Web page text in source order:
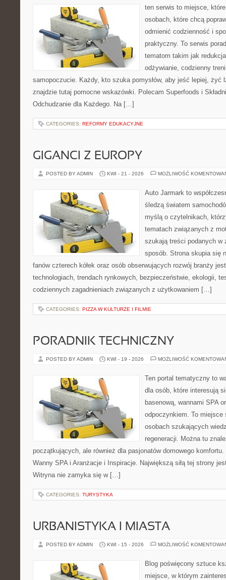
ten serwis to miejsce,
osobach, które chcą
odmienić codzienność i
praktyczny. To serwis
tematom takim jak
odżywianie, codzienny
samopoczucie. Każdy, kto szuka pomysłów, aby jeść lepiej, żyć
znajdzie tutaj pomocne wskazówki. Polecam Superfoods i
Odchudzanie dla Każdego. Na […]
CATEGORIES: REFORMY EDUKACYJNE
GIGANCI Z EUROPY
POSTED BY ADMIN KWI - 21 - 2026 MOŻLIWOŚĆ
Auto Jarmark to
śledzą światem
myślą o czytelnikach,
tematach związanych z
szukają treści podanych w
sposób. Strona skupia się
fanów czterech kółek oraz osób obserwujących rozwój branży
technologiach, trendach rynkowych, bezpieczeństwie, ekologii,
codziennych zagadnieniach związanych z użytkowaniem […]
CATEGORIES: PIZZA W KULTURZE I FILMIE
PORADNIK TECHNICZNY
POSTED BY ADMIN KWI - 19 - 2026 MOŻLIWOŚĆ
Ten portal tematyczny to
dla osób, które interesują
basenową, wannami SPA
odpoczynkiem. To miejsce
osobach szukających
regeneracji. Można tu
początkujących, ale również dla pasjonatów domowego
Wanny SPA i Aranżacje i Inspiracje. Największą siłą tej strony
Witryna nie zamyka się w […]
CATEGORIES: TURYSTYKA
URBANISTYKA I MIASTA
POSTED BY ADMIN KWI - 15 - 2026 MOŻLIWOŚĆ
Blog poświęcony sztuce
miejsce, w którym